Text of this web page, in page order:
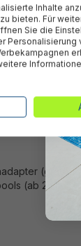
(grau)
(ab 2018)
Inhalte
bieten. Für
Sie die
Personalisierung